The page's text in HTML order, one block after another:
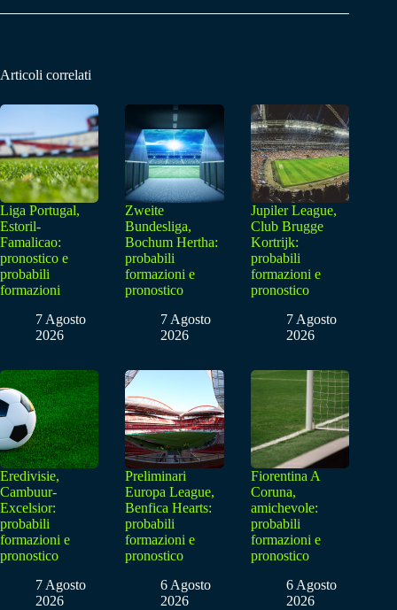
Articoli correlati
Liga Portugal,
Estoril-
Famalicao:
pronostico e
probabili
formazioni
7 Agosto
2026
Zweite
Bundesliga,
Bochum Hertha:
probabili
formazioni e
pronostico
7 Agosto
2026
Jupiler League,
Club Brugge
Kortrijk:
probabili
formazioni e
pronostico
7 Agosto
2026
Eredivisie,
Cambuur-
Excelsior:
probabili
formazioni e
pronostico
7 Agosto
2026
Preliminari
Europa League,
Benfica Hearts:
probabili
formazioni e
pronostico
6 Agosto
2026
Fiorentina A
Coruna,
amichevole:
probabili
formazioni e
pronostico
6 Agosto
2026